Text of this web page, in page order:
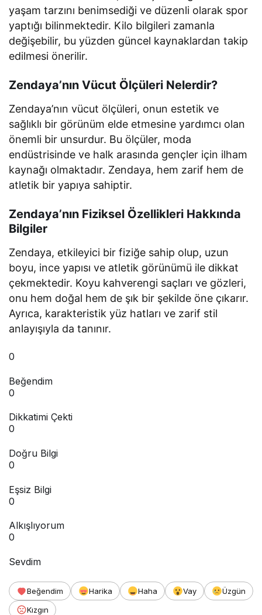
yaşam tarzını benimsediği ve düzenli olarak spor
yaptığı bilinmektedir. Kilo bilgileri zamanla
değişebilir, bu yüzden güncel kaynaklardan takip
edilmesi önerilir.
Zendaya’nın Vücut Ölçüleri Nelerdir?
Zendaya’nın vücut ölçüleri, onun estetik ve
sağlıklı bir görünüm elde etmesine yardımcı olan
önemli bir unsurdur. Bu ölçüler, moda
endüstrisinde ve halk arasında gençler için ilham
kaynağı olmaktadır. Zendaya, hem zarif hem de
atletik bir yapıya sahiptir.
Zendaya’nın Fiziksel Özellikleri Hakkında
Bilgiler
Zendaya, etkileyici bir fiziğe sahip olup, uzun
boyu, ince yapısı ve atletik görünümü ile dikkat
çekmektedir. Koyu kahverengi saçları ve gözleri,
onu hem doğal hem de şık bir şekilde öne çıkarır.
Ayrıca, karakteristik yüz hatları ve zarif stil
anlayışıyla da tanınır.
0
Beğendim
0
Dikkatimi Çekti
0
Doğru Bilgi
0
Eşsiz Bilgi
0
Alkışlıyorum
0
Sevdim
Beğendim Harika Haha Vay
Üzgün
Kızgın